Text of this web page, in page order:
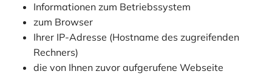
Informationen zum Betriebssystem
zum Browser
Ihrer IP-Adresse (Hostname des zugreifenden
Rechners)
die von Ihnen zuvor aufgerufene Webseite